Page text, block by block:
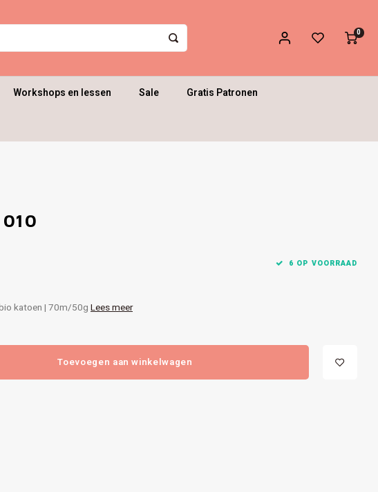
0
Workshops en lessen Sale Gratis Patronen
6 OP VOORRAAD
katoen | 70m/50g Lees meer
Toevoegen aan winkelwagen